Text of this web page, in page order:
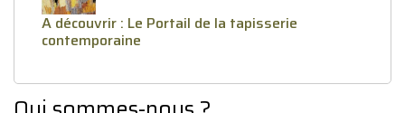
A découvrir : Le Portail de la tapisserie
contemporaine